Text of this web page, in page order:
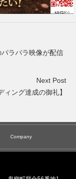
ラパラ映像が配信
Next Post
ィング達成の御礼】
Company